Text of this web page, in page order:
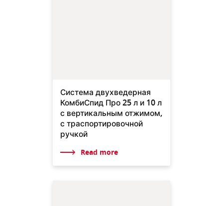
Система двухведерная
КомбиСпид Про 25 л и 10 л
с вертикальным отжимом,
с траспортировочной
ручкой
Read more